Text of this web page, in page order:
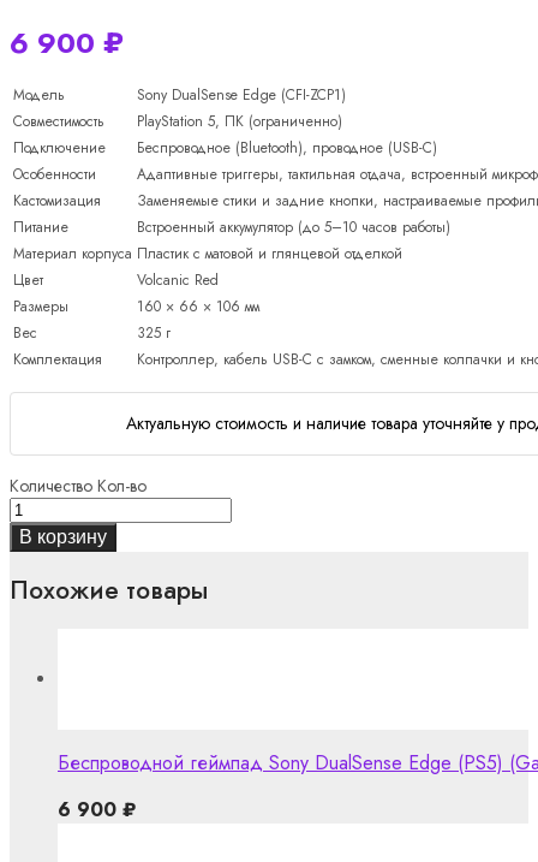
6 900 ₽
Модель
Sony DualSense Edge (CFI-ZCP1)
Совместимость
PlayStation 5, ПК (ограниченно)
Подключение
Беспроводное (Bluetooth), проводное (USB-C)
Особенности
Адаптивные триггеры, тактильная отдача, встроенный
Кастомизация
Заменяемые стики и задние кнопки, настраиваемые
Питание
Встроенный аккумулятор (до 5–10 часов работы)
Материал корпуса Пластик с матовой и глянцевой отделкой
Цвет
Volcanic Red
Размеры
160 × 66 × 106 мм
Вес
325 г
Комплектация
Контроллер, кабель USB-C с замком, сменные колпачки и
Актуальную стоимость и наличие товара уточняйте у
Количество Кол-во
В корзину
Похожие товары
Беспроводной геймпад Sony DualSense Edge (PS5)
6 900 ₽